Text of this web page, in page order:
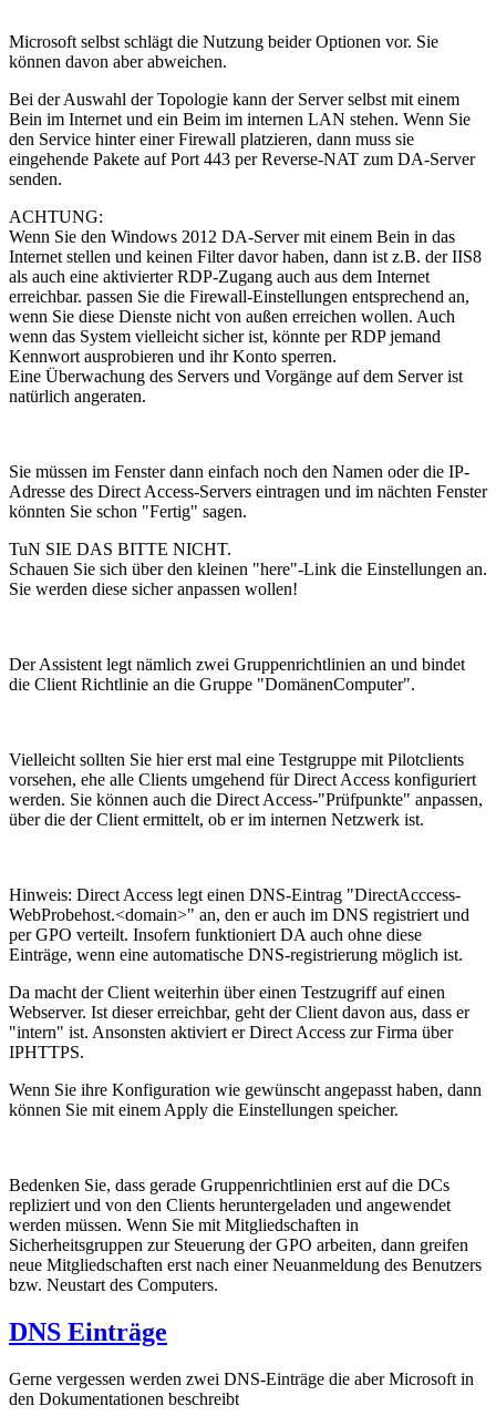
Microsoft selbst schlägt die Nutzung beider Optionen vor. Sie
können davon aber abweichen.
Bei der Auswahl der Topologie kann der Server selbst mit einem
Bein im Internet und ein Beim im internen LAN stehen. Wenn Sie
den Service hinter einer Firewall platzieren, dann muss sie
eingehende Pakete auf Port 443 per Reverse-NAT zum DA-Server
senden.
ACHTUNG:
Wenn Sie den Windows 2012 DA-Server mit einem Bein in das
Internet stellen und keinen Filter davor haben, dann ist z.B. der IIS8
als auch eine aktivierter RDP-Zugang auch aus dem Internet
erreichbar. passen Sie die Firewall-Einstellungen entsprechend an,
wenn Sie diese Dienste nicht von außen erreichen wollen. Auch
wenn das System vielleicht sicher ist, könnte per RDP jemand
Kennwort ausprobieren und ihr Konto sperren.
Eine Überwachung des Servers und Vorgänge auf dem Server ist
natürlich angeraten.
Sie müssen im Fenster dann einfach noch den Namen oder die IP-
Adresse des Direct Access-Servers eintragen und im nächten Fenster
könnten Sie schon "Fertig" sagen.
TuN SIE DAS BITTE NICHT.
Schauen Sie sich über den kleinen "here"-Link die Einstellungen an.
Sie werden diese sicher anpassen wollen!
Der Assistent legt nämlich zwei Gruppenrichtlinien an und bindet
die Client Richtlinie an die Gruppe "DomänenComputer".
Vielleicht sollten Sie hier erst mal eine Testgruppe mit Pilotclients
vorsehen, ehe alle Clients umgehend für Direct Access konfiguriert
werden. Sie können auch die Direct Access-"Prüfpunkte" anpassen,
über die der Client ermittelt, ob er im internen Netzwerk ist.
Hinweis: Direct Access legt einen DNS-Eintrag "DirectAcccess-
WebProbehost.<domain>" an, den er auch im DNS registriert und
per GPO verteilt. Insofern funktioniert DA auch ohne diese
Einträge, wenn eine automatische DNS-registrierung möglich ist.
Da macht der Client weiterhin über einen Testzugriff auf einen
Webserver. Ist dieser erreichbar, geht der Client davon aus, dass er
"intern" ist. Ansonsten aktiviert er Direct Access zur Firma über
IPHTTPS.
Wenn Sie ihre Konfiguration wie gewünscht angepasst haben, dann
können Sie mit einem Apply die Einstellungen speicher.
Bedenken Sie, dass gerade Gruppenrichtlinien erst auf die DCs
repliziert und von den Clients heruntergeladen und angewendet
werden müssen. Wenn Sie mit Mitgliedschaften in
Sicherheitsgruppen zur Steuerung der GPO arbeiten, dann greifen
neue Mitgliedschaften erst nach einer Neuanmeldung des Benutzers
bzw. Neustart des Computers.
DNS Einträge
Gerne vergessen werden zwei DNS-Einträge die aber Microsoft in
den Dokumentationen beschreibt